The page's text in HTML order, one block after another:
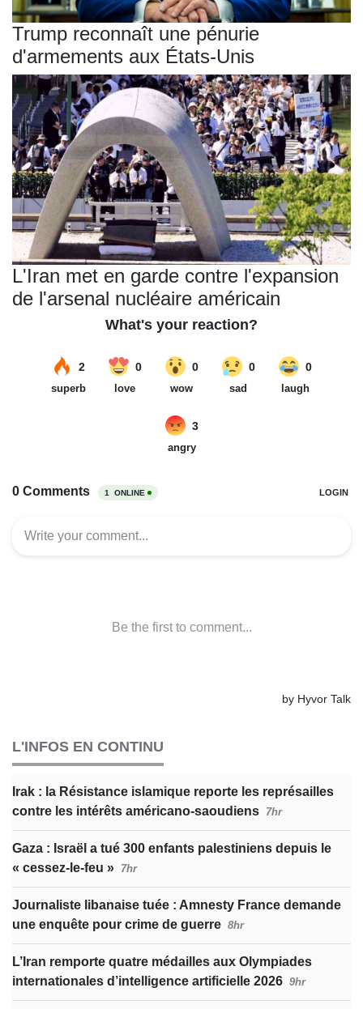
Trump reconnaît une pénurie
d'armements aux États-Unis
L'Iran met en garde contre l'expansion
de l'arsenal nucléaire américain
L'INFOS EN CONTINU
Irak : la Résistance islamique reporte les représailles
contre les intérêts américano-saoudiens 7hr
Gaza : Israël a tué 300 enfants palestiniens depuis le
« cessez-le-feu » 7hr
Journaliste libanaise tuée : Amnesty France demande
une enquête pour crime de guerre 8hr
L’Iran remporte quatre médailles aux Olympiades
internationales d’intelligence artificielle 2026 9hr